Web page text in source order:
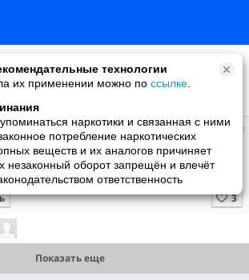
технологии
их применении можно по ссылке
наркотики и связанная с ними
потребление наркотических
веществ и их аналогов причиняет
незаконный оборот запрещён и влечёт
ответственность
Показать еще